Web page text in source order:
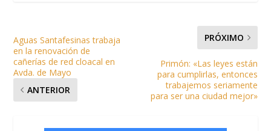
Aguas Santafesinas trabaja
en la renovación de
cañerías de red cloacal en
Avda. de Mayo
ANTERIOR
PRÓXIMO
Primón: «Las leyes están
para cumplirlas, entonces
trabajemos seriamente
para ser una ciudad mejor»